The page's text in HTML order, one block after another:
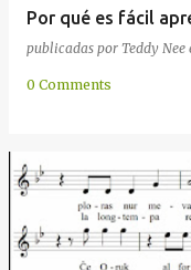
Por qué es fácil
publicadas por Teddy Nee
0 Comments